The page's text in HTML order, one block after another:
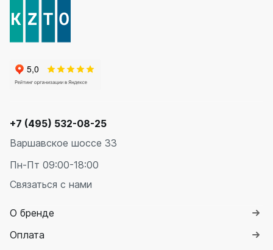
+7 (495) 532-08-25
Варшавское шоссе 33
Пн-Пт 09:00-18:00
Связаться с нами
О бренде
Оплата